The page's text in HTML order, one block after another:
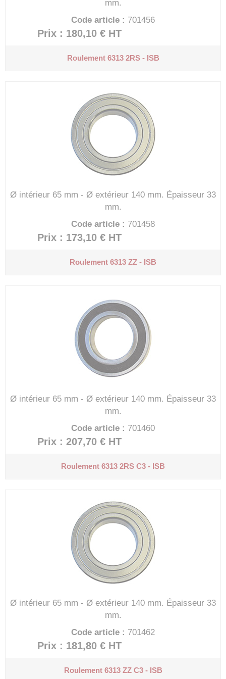
mm.
Code article : 701456
Prix : 180,10 € HT
Roulement 6313 2RS - ISB
Ø intérieur 65 mm - Ø extérieur 140 mm. Épaisseur 33
mm.
Code article : 701458
Prix : 173,10 € HT
Roulement 6313 ZZ - ISB
Ø intérieur 65 mm - Ø extérieur 140 mm. Épaisseur 33
mm.
Code article : 701460
Prix : 207,70 € HT
Roulement 6313 2RS C3 - ISB
Ø intérieur 65 mm - Ø extérieur 140 mm. Épaisseur 33
mm.
Code article : 701462
Prix : 181,80 € HT
Roulement 6313 ZZ C3 - ISB